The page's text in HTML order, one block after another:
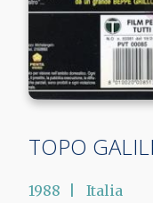
TOPO
1988 Italia